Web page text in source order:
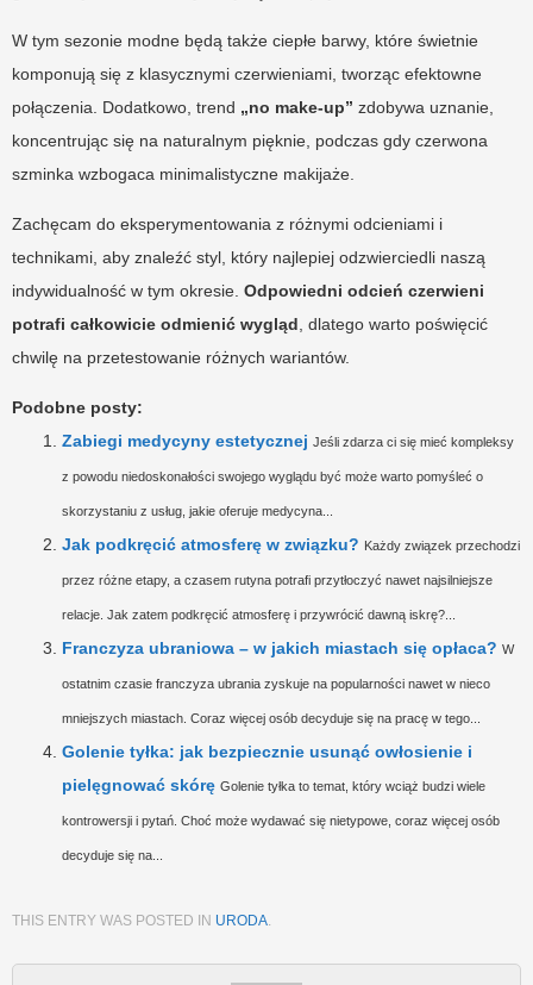
W tym sezonie modne będą także ciepłe barwy, które świetnie
komponują się z klasycznymi czerwieniami, tworząc efektowne
połączenia. Dodatkowo, trend „no make-up” zdobywa uznanie,
koncentrując się na naturalnym pięknie, podczas gdy czerwona
szminka wzbogaca minimalistyczne makijaże.
Zachęcam do eksperymentowania z różnymi odcieniami i
technikami, aby znaleźć styl, który najlepiej odzwierciedli naszą
indywidualność w tym okresie. Odpowiedni odcień czerwieni
potrafi całkowicie odmienić wygląd , dlatego warto poświęcić
chwilę na przetestowanie różnych wariantów.
Podobne posty:
Zabiegi medycyny estetycznej Jeśli zdarza ci się mieć kompleksy
z powodu niedoskonałości swojego wyglądu być może warto pomyśleć o
skorzystaniu z usług, jakie oferuje medycyna...
Jak podkręcić atmosferę w związku? Każdy związek przechodzi
przez różne etapy, a czasem rutyna potrafi przytłoczyć nawet najsilniejsze
relacje. Jak zatem podkręcić atmosferę i przywrócić dawną iskrę?...
Franczyza ubraniowa – w jakich miastach się opłaca? W
ostatnim czasie franczyza ubrania zyskuje na popularności nawet w nieco
mniejszych miastach. Coraz więcej osób decyduje się na pracę w tego...
Golenie tyłka: jak bezpiecznie usunąć owłosienie i
pielęgnować skórę Golenie tyłka to temat, który wciąż budzi wiele
kontrowersji i pytań. Choć może wydawać się nietypowe, coraz więcej osób
decyduje się na...
THIS ENTRY WAS POSTED IN URODA